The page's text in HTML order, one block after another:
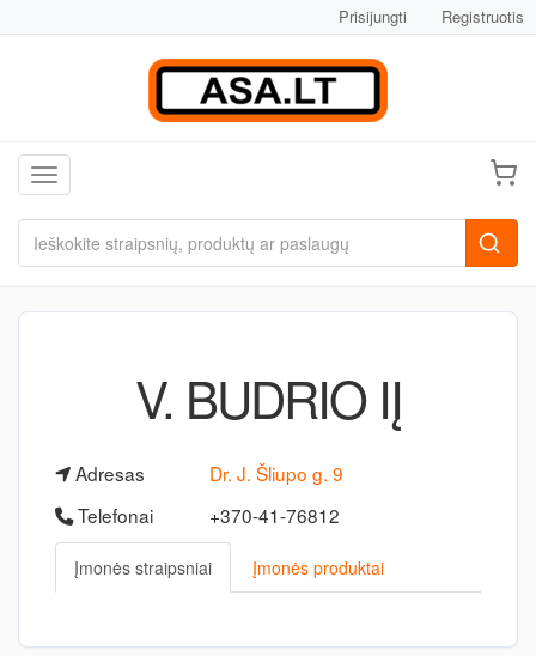
Prisijungti Registruotis
Toggle navigation
V. BUDRIO IĮ
Adresas
Dr. J. Šliupo g. 9
Telefonai
+370-41-76812
Įmonės straipsniai Įmonės produktai